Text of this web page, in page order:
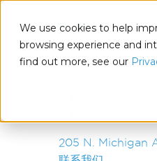
We use cookies to help
browsing experience and
find out more, see our
IRONSOFTWARE
产品
企业
205 N. Michigan